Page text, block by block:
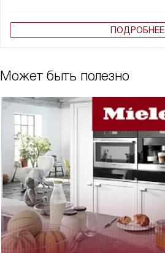
ПОДРОБНЕЕ
Может быть полезно